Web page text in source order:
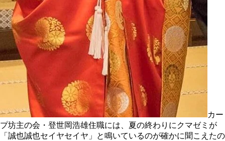
カー
プ坊主の会・登世岡浩雄住職には、夏の終わりにクマゼミが
「誠也誠也セイヤセイヤ」と鳴いているのが確かに聞こえたの